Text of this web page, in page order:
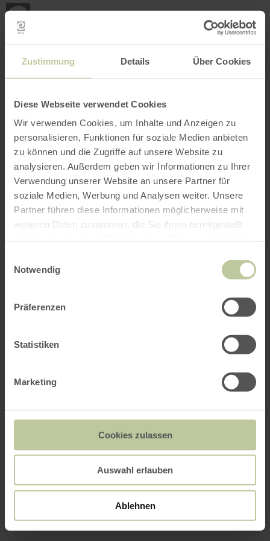
Zustimmung Details Über Cookies
Diese Webseite verwendet Cookies
Wir verwenden Cookies, um Inhalte und Anzeigen zu
personalisieren, Funktionen für soziale Medien anbieten
zu können und die Zugriffe auf unsere Website zu
analysieren. Außerdem geben wir Informationen zu Ihrer
Verwendung unserer Website an unsere Partner für
soziale Medien, Werbung und Analysen weiter. Unsere
Partner führen diese Informationen möglicherweise mit
weiteren Daten zusammen, die Sie ihnen bereitgestellt
Notwendig
Präferenzen
Statistiken
Marketing
Cookies zulassen
Auswahl erlauben
Ablehnen
CARTE INTERACTIVE
ma
Ouvrir le filtre